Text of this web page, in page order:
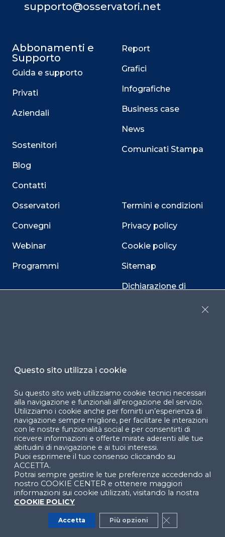
supporto@osservatori.net
Abbonamenti e
Supporto
Guida e supporto
Privati
Aziendali
Sostenitori
Blog
Contatti
Osservatori
Convegni
Webinar
Programmi
Report
Grafici
Infografiche
Business case
News
Comunicati Stampa
Termini e condizioni
Privacy policy
Cookie policy
Sitemap
Dichiarazione di
Facebook LinkedIn
YouTube X
© 2024 Copyright © Politecnico di Milano Dipartimento
di Ingegneria Gestionale
Questo sito utilizza i cookie
Su questo sito web utilizziamo cookie tecnici necessari
alla navigazione e funzionali all’erogazione del servizio.
Utilizziamo i cookie anche per fornirti un’esperienza di
navigazione sempre migliore, per facilitare le interazioni
con le nostre funzionalità social e per consentirti di
ricevere informazioni e offerte mirate aderenti alle tue
abitudini di navigazione e ai tuoi interessi.
Puoi esprimere il tuo consenso cliccando su
ACCETTA.
Potrai sempre gestire le tue preferenze accedendo al
nostro COOKIE CENTER e ottenere maggiori
informazioni sui cookie utilizzati, visitando la nostra
COOKIE POLICY
Accetta Più opzioni Close GDPR